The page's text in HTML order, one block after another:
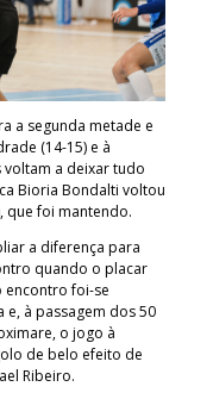
a segunda metade e
(14-15) e à
a deixar tudo
Bioria Bondalti voltou
que foi mantendo.
a diferença para
quando o placar
encontro foi-se
à passagem dos 50
o jogo à
de belo efeito de
Ribeiro.